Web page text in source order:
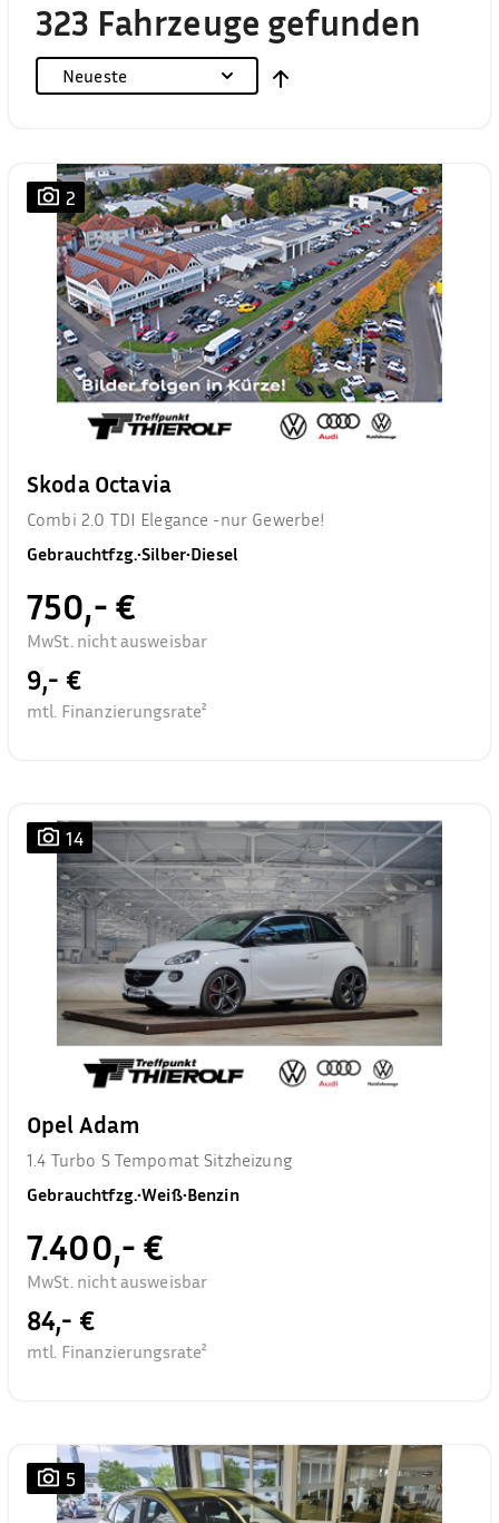
323 Fahrzeuge gefunden
Neueste
2
Skoda Octavia
Combi 2.0 TDI Elegance -nur Gewerbe!
Gebrauchtfzg.•Silber•Diesel
750,- €
MwSt. nicht ausweisbar
9,- €
mtl. Finanzierungsrate²
14
Opel Adam
1.4 Turbo S Tempomat Sitzheizung
Gebrauchtfzg.•Weiß•Benzin
7.400,- €
MwSt. nicht ausweisbar
84,- €
mtl. Finanzierungsrate²
5